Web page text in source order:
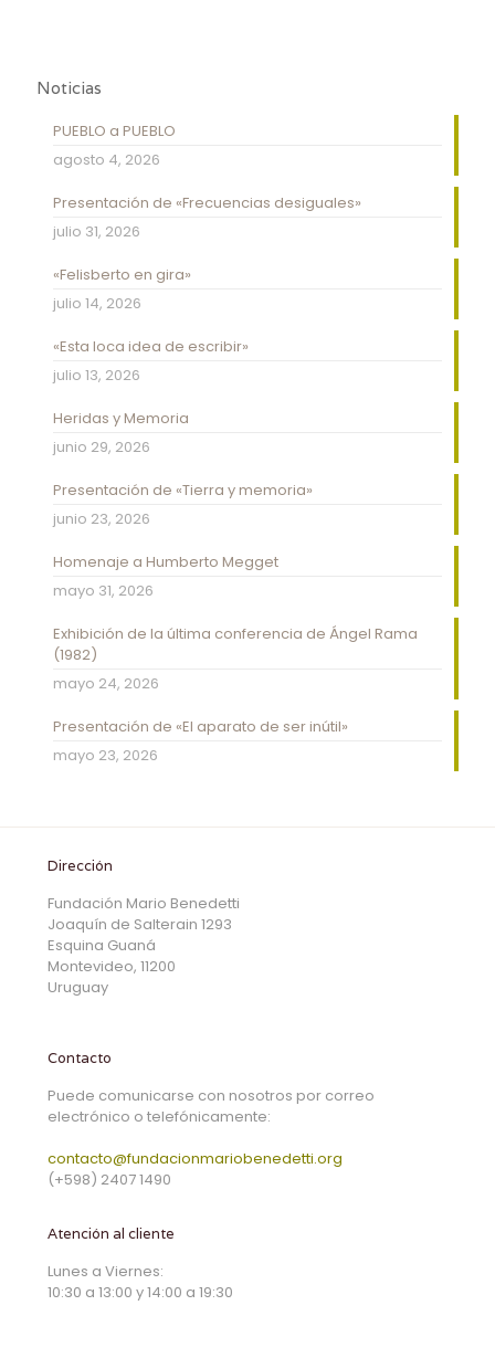
Noticias
PUEBLO a PUEBLO
agosto 4, 2026
Presentación de «Frecuencias desiguales»
julio 31, 2026
«Felisberto en gira»
julio 14, 2026
«Esta loca idea de escribir»
julio 13, 2026
Heridas y Memoria
junio 29, 2026
Presentación de «Tierra y memoria»
junio 23, 2026
Homenaje a Humberto Megget
mayo 31, 2026
Exhibición de la última conferencia de Ángel Rama
(1982)
mayo 24, 2026
Presentación de «El aparato de ser inútil»
mayo 23, 2026
Dirección
Fundación Mario Benedetti
Joaquín de Salterain 1293
Esquina Guaná
Montevideo, 11200
Uruguay
Contacto
Puede comunicarse con nosotros por correo
electrónico o telefónicamente:
contacto@fundacionmariobenedetti.org
(+598) 2407 1490
Atención al cliente
Lunes a Viernes:
10:30 a 13:00 y 14:00 a 19:30